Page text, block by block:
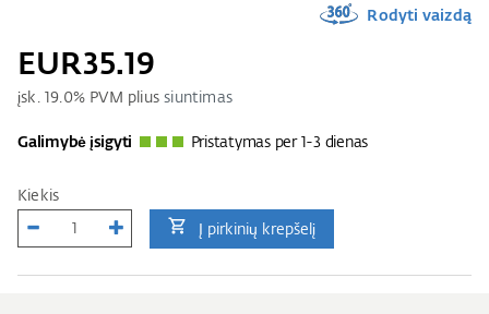
Rodyti vaizdą
EUR35.19
įsk. 19.0% PVM pliussiuntimas
Galimybė įsigyti Pristatymas per 1-3 dienas
Kiekis
Į pirkinių krepšelį